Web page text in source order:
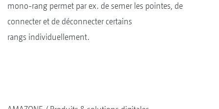
mono-rang permet par ex. de semer les pointes, de
connecter et de déconnecter certains
rangs individuellement.